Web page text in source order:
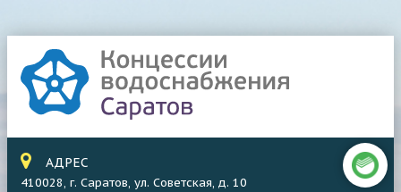
АДРЕС
410028, г. Саратов, ул. Советская, д. 10